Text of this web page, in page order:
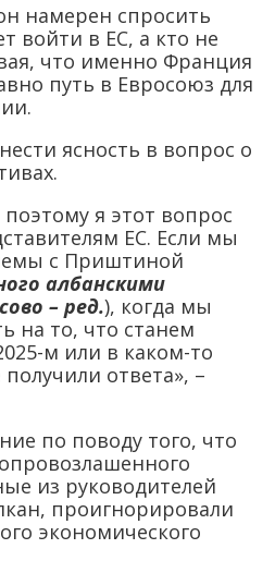
намерен спросить
войти в ЕС, а кто не
что именно Франция
путь в Евросоюз для
ясность в вопрос о
я этот вопрос
ЕС. Если мы
с Приштиной
албанскими
– ред.), когда мы
на то, что станем
м или в каком-то
ответа», –
по поводу того, что
из руководителей
проигнорировали
экономического